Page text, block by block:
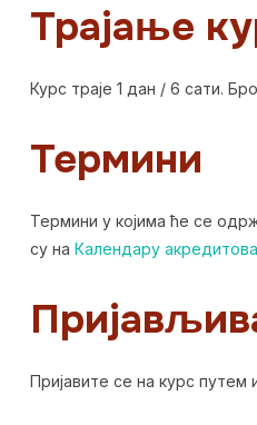
Трајање
Курс траје 1 дан / 6 сати.
Термини
Термини у којима ће се
су на Календару
Пријавите се на курс путем